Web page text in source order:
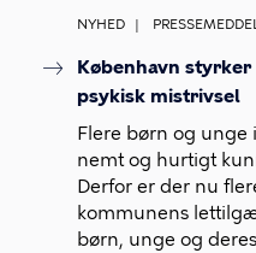
NYHED
København
psykisk mistrivsel
Flere børn og unge
nemt og hurtigt
Derfor er der nu
kommunens
børn, unge og